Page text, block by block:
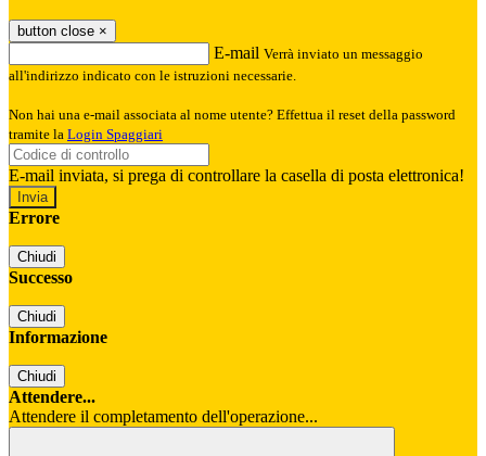
button close ×
E-mail Verrà inviato un messaggio
all'indirizzo indicato con le istruzioni necessarie.
Non hai una e-mail associata al nome utente? Effettua il reset della password
tramite la Login Spaggiari
E-mail inviata, si prega di controllare la casella di posta elettronica!
Errore
Chiudi
Successo
Chiudi
Informazione
Chiudi
Attendere...
Attendere il completamento dell'operazione...